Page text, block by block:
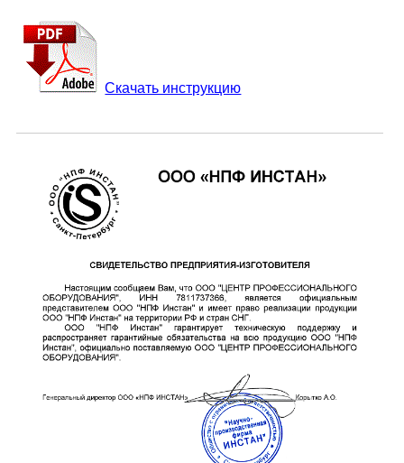
Скачать инструкцию